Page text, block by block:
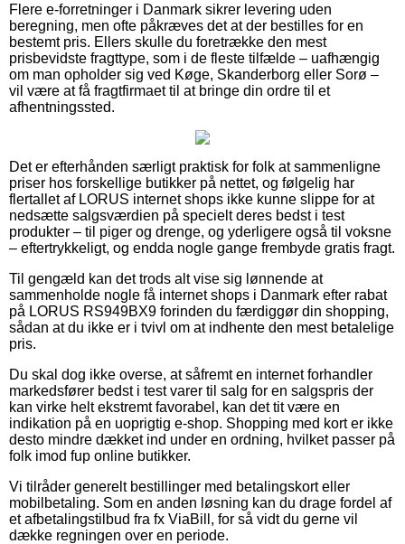
Flere e-forretninger i Danmark sikrer levering uden
beregning, men ofte påkræves det at der bestilles for en
bestemt pris. Ellers skulle du foretrække den mest
prisbevidste fragttype, som i de fleste tilfælde – uafhængig
om man opholder sig ved Køge, Skanderborg eller Sorø –
vil være at få fragtfirmaet til at bringe din ordre til et
afhentningssted.
Det er efterhånden særligt praktisk for folk at sammenligne
priser hos forskellige butikker på nettet, og følgelig har
flertallet af LORUS internet shops ikke kunne slippe for at
nedsætte salgsværdien på specielt deres bedst i test
produkter – til piger og drenge, og yderligere også til voksne
– eftertrykkeligt, og endda nogle gange frembyde gratis fragt.
Til gengæld kan det trods alt vise sig lønnende at
sammenholde nogle få internet shops i Danmark efter rabat
på LORUS RS949BX9 forinden du færdiggør din shopping,
sådan at du ikke er i tvivl om at indhente den mest betalelige
pris.
Du skal dog ikke overse, at såfremt en internet forhandler
markedsfører bedst i test varer til salg for en salgspris der
kan virke helt ekstremt favorabel, kan det tit være en
indikation på en uoprigtig e-shop. Shopping med kort er ikke
desto mindre dækket ind under en ordning, hvilket passer på
folk imod fup online butikker.
Vi tilråder generelt bestillinger med betalingskort eller
mobilbetaling. Som en anden løsning kan du drage fordel af
et afbetalingstilbud fra fx ViaBill, for så vidt du gerne vil
dække regningen over en periode.